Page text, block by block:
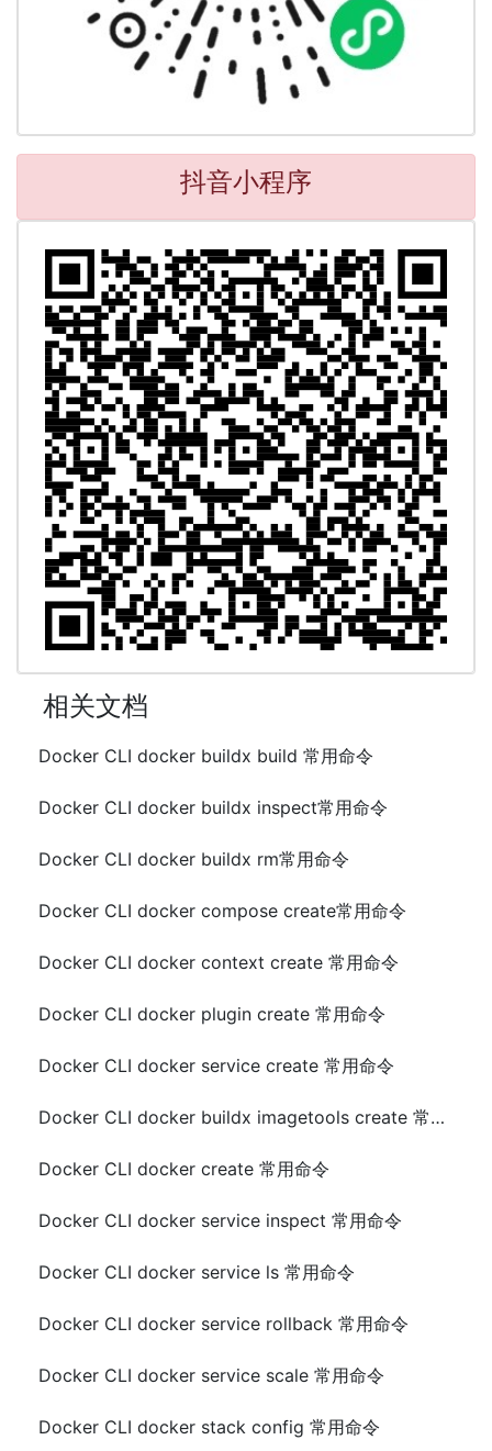
抖音小程序
相关文档
Docker CLI docker buildx build 常用命令
Docker CLI docker buildx inspect常用命令
Docker CLI docker buildx rm常用命令
Docker CLI docker compose create常用命令
Docker CLI docker context create 常用命令
Docker CLI docker plugin create 常用命令
Docker CLI docker service create 常用命令
Docker CLI docker buildx imagetools create 常用命令
Docker CLI docker create 常用命令
Docker CLI docker service inspect 常用命令
Docker CLI docker service ls 常用命令
Docker CLI docker service rollback 常用命令
Docker CLI docker service scale 常用命令
Docker CLI docker stack config 常用命令